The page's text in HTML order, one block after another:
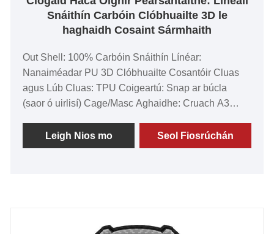
Snáithín Carbóin Clóbhuailte 3D le
haghaidh Cosaint Sármhaith
Out Shell: 100% Carbóin Snáithín Línéar:
Nanaiméadar PU 3D Clóbhuailte Cosantóir Cluas
agus Lúb Cluas: TPU Coigeartú: Snap ar búcla
(saor ó uirlisí) Cage/Masc Aghaidhe: Cruach A3
Leigh Nios mo
Seol Fiosrúchán